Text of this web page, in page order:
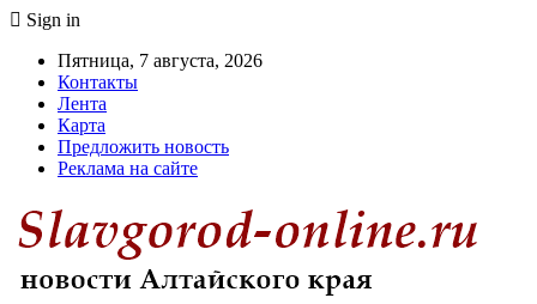
Sign in
Пятница, 7 августа, 2026
Контакты
Лента
Карта
Предложить новость
Реклама на сайте